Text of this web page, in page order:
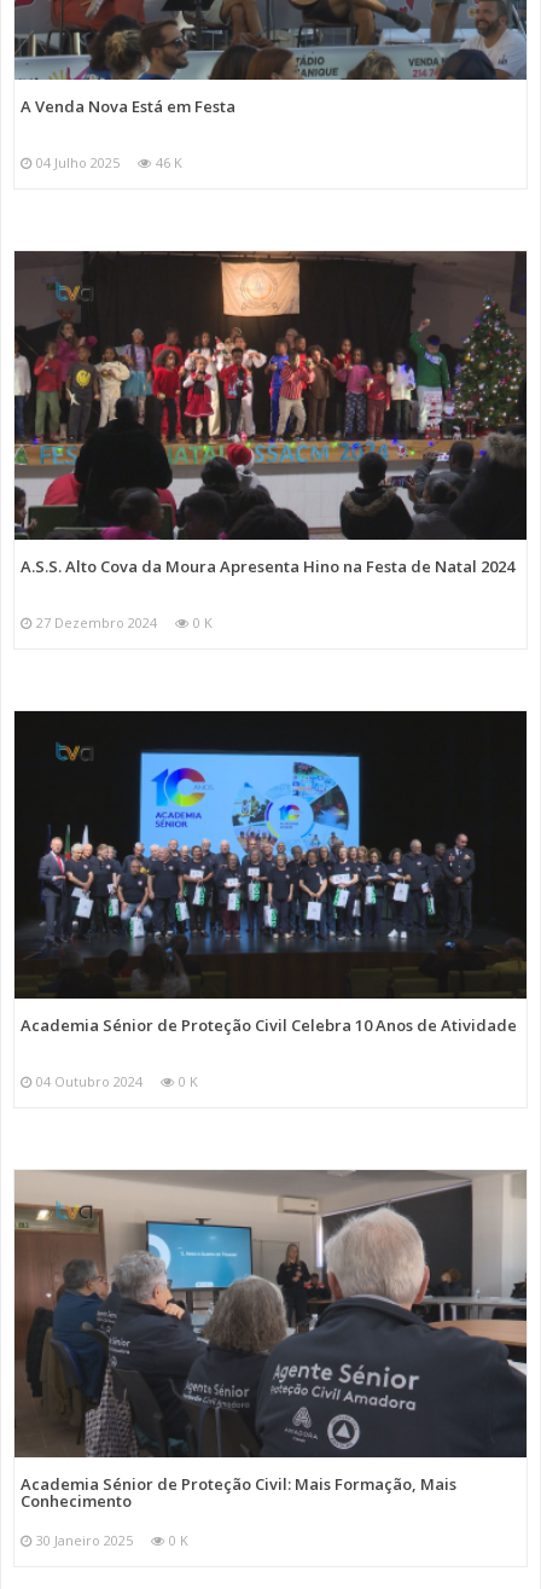
A Venda Nova Está em Festa
04 Julho 2025 46 K
A.S.S. Alto Cova da Moura Apresenta Hino na Festa de Natal 2024
27 Dezembro 2024 0 K
Academia Sénior de Proteção Civil Celebra 10 Anos de Atividade
04 Outubro 2024 0 K
Academia Sénior de Proteção Civil: Mais Formação, Mais
Conhecimento
30 Janeiro 2025 0 K